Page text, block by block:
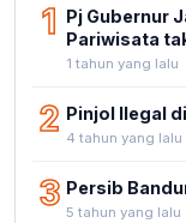
1 Pj Gubernur
Pariwisata
1 tahun yang lalu
2 Pinjol Ilegal
4 tahun yang lalu
3 Persib
5 tahun yang lalu